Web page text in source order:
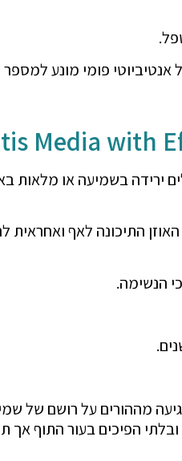
אנטיביוטי פומי מונע
ירידה בשמיעה או מלאות
התיכונה לאף ואחראית
הנשימה.
מההורים על רושם של
ובלתי הפיכים בעור התוף אך